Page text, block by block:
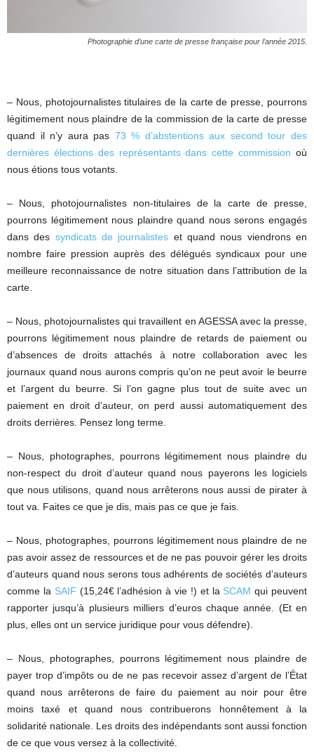
Photographie d’une carte de presse française pour l’année 2015.
– Nous, photojournalistes titulaires de la carte de presse, pourrons
légitimement nous plaindre de la commission de la carte de presse
quand il n’y aura pas 73 % d’abstentions aux second tour des
dernières élections des représentants dans cette commission où
nous étions tous votants.
– Nous, photojournalistes non-titulaires de la carte de presse,
pourrons légitimement nous plaindre quand nous serons engagés
dans des syndicats de journalistes et quand nous viendrons en
nombre faire pression auprès des délégués syndicaux pour une
meilleure reconnaissance de notre situation dans l’attribution de la
carte.
– Nous, photojournalistes qui travaillent en AGESSA avec la presse,
pourrons légitimement nous plaindre de retards de paiement ou
d’absences de droits attachés à notre collaboration avec les
journaux quand nous aurons compris qu’on ne peut avoir le beurre
et l’argent du beurre. Si l’on gagne plus tout de suite avec un
paiement en droit d’auteur, on perd aussi automatiquement des
droits derrières. Pensez long terme.
– Nous, photographes, pourrons légitimement nous plaindre du
non-respect du droit d’auteur quand nous payerons les logiciels
que nous utilisons, quand nous arrêterons nous aussi de pirater à
tout va. Faites ce que je dis, mais pas ce que je fais.
– Nous, photographes, pourrons légitimement nous plaindre de ne
pas avoir assez de ressources et de ne pas pouvoir gérer les droits
d’auteurs quand nous serons tous adhérents de sociétés d’auteurs
comme la SAIF (15,24€ l’adhésion à vie !) et la SCAM qui peuvent
rapporter jusqu’à plusieurs milliers d’euros chaque année. (Et en
plus, elles ont un service juridique pour vous défendre).
– Nous, photographes, pourrons légitimement nous plaindre de
payer trop d’impôts ou de ne pas recevoir assez d’argent de l’État
quand nous arrêterons de faire du paiement au noir pour être
moins taxé et quand nous contribuerons honnêtement à la
solidarité nationale. Les droits des indépendants sont aussi fonction
de ce que vous versez à la collectivité.